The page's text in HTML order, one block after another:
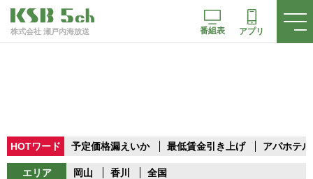
株式会社 瀬戸内海放送 番組表 アプリ
HOTワード 予定価格漏えいか 最低賃金引き上げ アパホテル
エリア 岡山 香川 全国